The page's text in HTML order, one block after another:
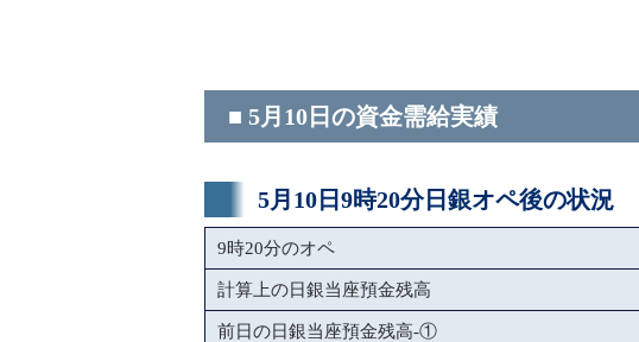
■ 5月10日の資金需給実績
5月10日9時20分日銀オペ後の状況
9時20分のオペ
計算上の日銀当座預金残高
前日の日銀当座預金残高-①